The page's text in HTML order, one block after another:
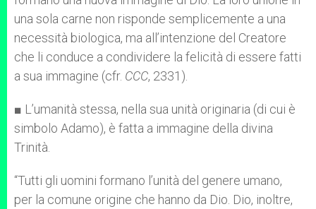
una sola carne non risponde semplicemente a una
necessità biologica, ma all’intenzione del Creatore
che li conduce a condividere la felicità di essere fatti
a sua immagine (cfr. CCC, 2331).
■ L’umanità stessa, nella sua unità originaria (di cui è
simbolo Adamo), è fatta a immagine della divina
Trinità.
“Tutti gli uomini formano l’unità del genere umano,
per la comune origine che hanno da Dio. Dio, inoltre,